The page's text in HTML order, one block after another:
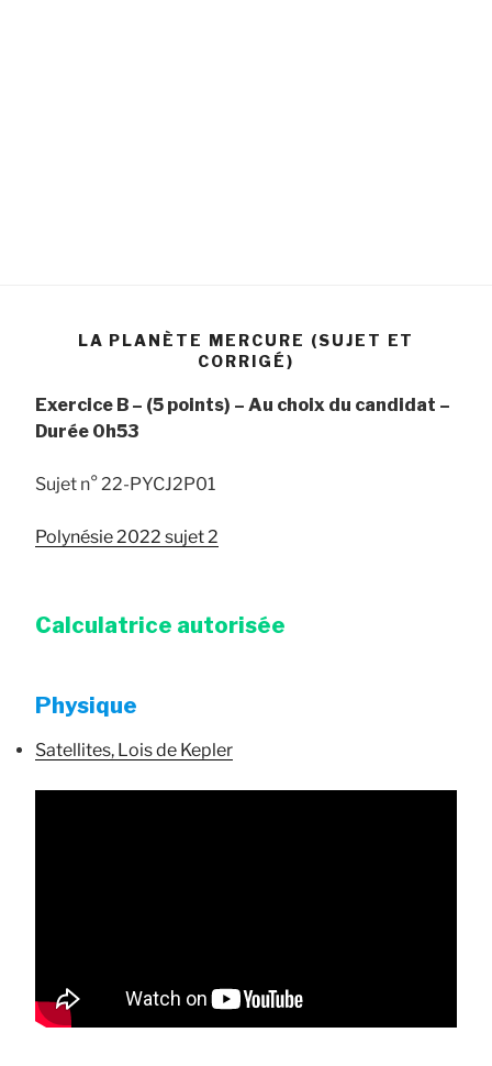
LA PLANÈTE MERCURE (SUJET ET
CORRIGÉ)
Exercice B – (5 points) – Au choix du candidat –
Durée 0h53
Sujet n° 22-PYCJ2P01
Polynésie 2022 sujet 2
Calculatrice autorisée
Physique
Satellites, Lois de Kepler